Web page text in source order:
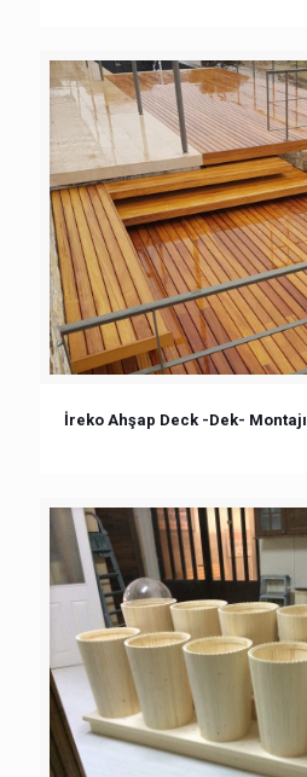
İreko Ahşap Deck -Dek- Montajı